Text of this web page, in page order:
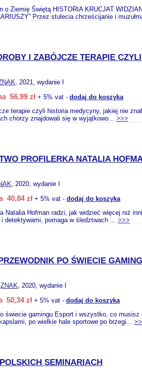
o Ziemię Świętą HISTORIA KRUCJAT
Przez stulecia chrześcijanie i
I ZABÓJCZE TERAPIE
, 2021, wydanie I
56,99 zł + 5% vat - dodaj do koszyka
terapie czyli historia medycyny, jakiej nie
chorzy znajdowali się w wyjątkowo... >>>
PROFILERKA NATALIA
, 2020, wydanie I
40,84 zł + 5% vat - dodaj do koszyka
Natalia Hofman radzi, jak widzieć więcej niż
i detektywami, pomaga w śledztwach ... >>>
PO ŚWIECIE
ZNAK, 2020, wydanie I
50,34 zł + 5% vat - dodaj do koszyka
świecie gamingu Esport i wszystko, co
po wielkie hale sportowe po brzegi...
SEMINARIACH